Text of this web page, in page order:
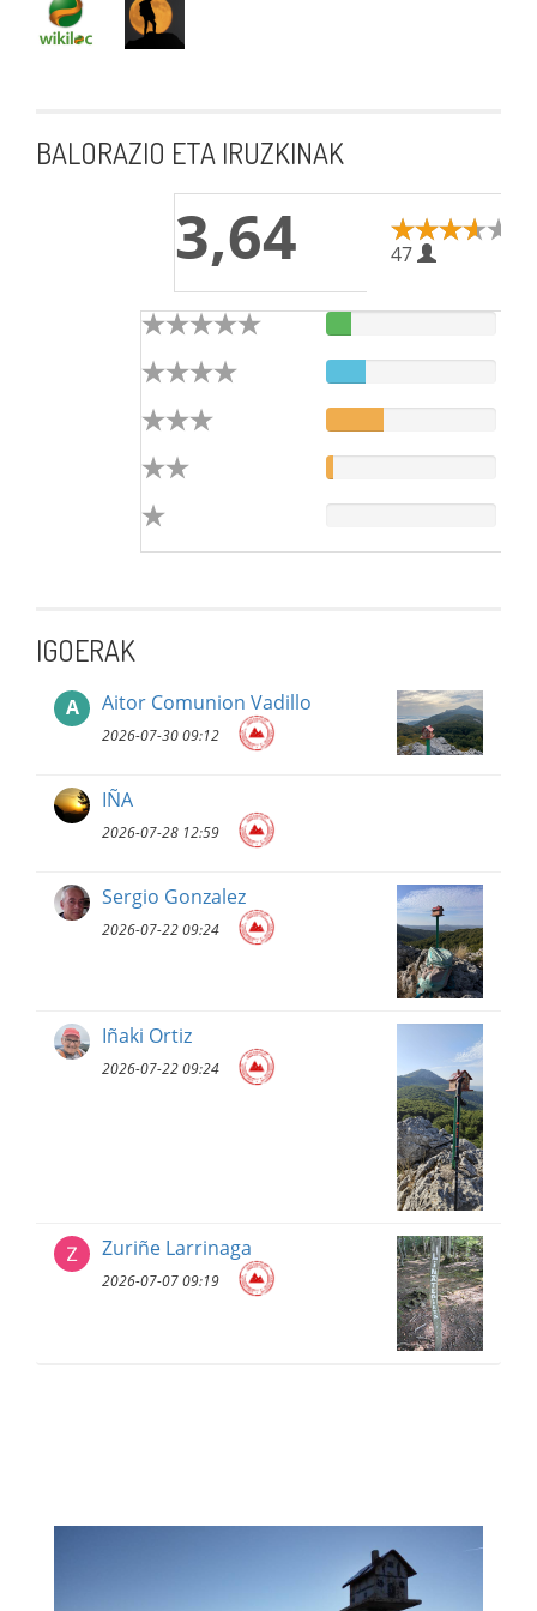
BALORAZIO ETA IRUZKINAK
3,64 47
IGOERAK
A Aitor Comunion Vadillo
2026-07-30 09:12
IÑA
2026-07-28 12:59
Sergio Gonzalez
2026-07-22 09:24
Iñaki Ortiz
2026-07-22 09:24
Zuriñe Larrinaga
2026-07-07 09:19